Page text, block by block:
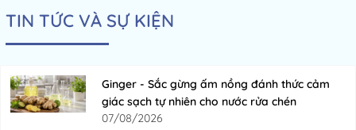
TIN TỨC VÀ SỰ KIỆN
Ginger - Sắc gừng ấm nồng đánh thức cảm
giác sạch tự nhiên cho nước rửa chén
07/08/2026